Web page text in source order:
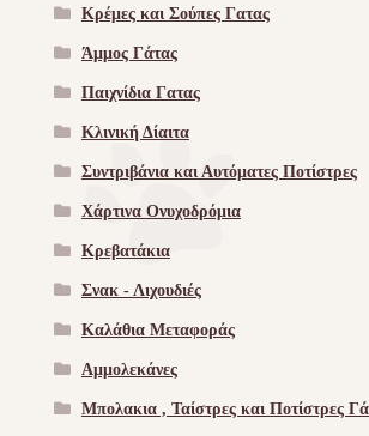
Κρέμες και Σούπες Γατας
Άμμος Γάτας
Παιχνίδια Γατας
Κλινική Δίαιτα
Συντριβάνια και Αυτόματες Ποτίστρες
Χάρτινα Ονυχοδρόμια
Κρεβατάκια
Σνακ - Λιχουδιές
Καλάθια Μεταφοράς
Αμμολεκάνες
Μπολακια , Ταίστρες και Ποτίστρες